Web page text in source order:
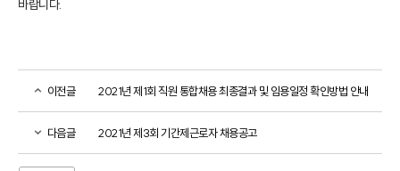
바랍니다.
이전글 2021년 제1회 직원 통합채용 최종결과 및 임용일정 확인방법 안내
다음글 2021년 제3회 기간제근로자 채용공고